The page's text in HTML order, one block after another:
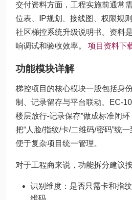
交付资料方面，工程实施前通常
位表、IP规划、接线图、权限规
社区梯控系统升级说明书。资料
响调试和验收效率。 项目资料下
功能模块详解
梯控项目的核心模块一般包括身
制、记录留存与平台联动。EC-
楼层放行-记录保存”做成标准闭
把“人脸/指纹/卡/二维码/密码”统
便于复杂项目统一管理。
对于工程商来说，功能拆分建议
识别维度：是否只需卡和指
维码